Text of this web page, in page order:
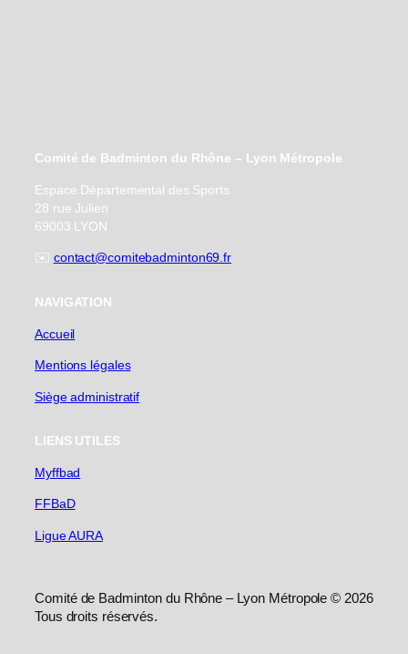
Comité de Badminton du Rhône – Lyon Métropole
Espace Départemental des Sports
28 rue Julien
69003 LYON
✉️ contact@comitebadminton69.fr
NAVIGATION
Accueil
Mentions légales
Siège administratif
LIENS UTILES
Myffbad
FFBaD
Ligue AURA
Comité de Badminton du Rhône – Lyon Métropole © 2026
Tous droits réservés.